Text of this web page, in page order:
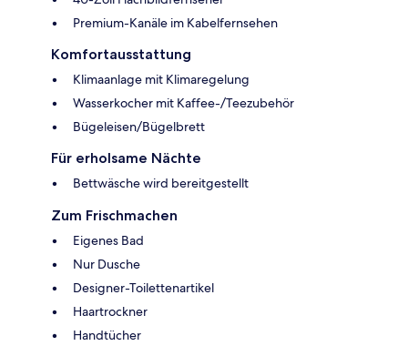
Premium-Kanäle im Kabelfernsehen
Komfortausstattung
Klimaanlage mit Klimaregelung
Wasserkocher mit Kaffee-/Teezubehör
Bügeleisen/Bügelbrett
Für erholsame Nächte
Bettwäsche wird bereitgestellt
Zum Frischmachen
Eigenes Bad
Nur Dusche
Designer-Toilettenartikel
Haartrockner
Handtücher